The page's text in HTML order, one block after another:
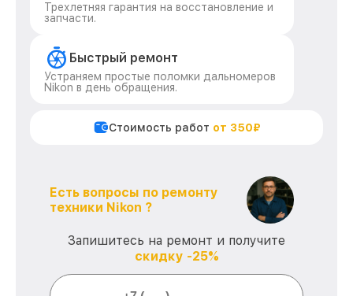
Трехлетняя гарантия на восстановление и
запчасти.
Быстрый ремонт
Устраняем простые поломки дальномеров
Nikon в день обращения.
Стоимость работ от 350₽
Есть вопросы по ремонту
техники Nikon ?
Запишитесь на ремонт и получите
скидку -25%